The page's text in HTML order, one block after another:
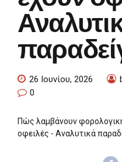
26 Ιουνίου, 2026
0
Πώς λαμβάνουν
οφειλές - Αναλυτικά